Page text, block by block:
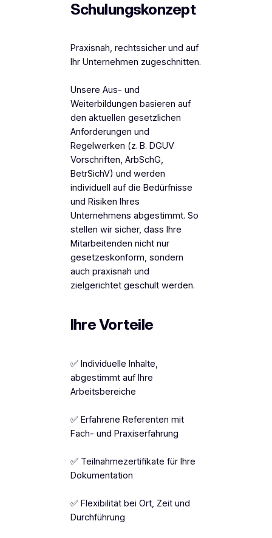
Schulungskonzept
Praxisnah, rechtssicher und auf
Ihr Unternehmen zugeschnitten.
Unsere Aus- und
Weiterbildungen basieren auf
den aktuellen gesetzlichen
Anforderungen und
Regelwerken (z. B. DGUV
Vorschriften, ArbSchG,
BetrSichV) und werden
individuell auf die Bedürfnisse
und Risiken Ihres
Unternehmens abgestimmt. So
stellen wir sicher, dass Ihre
Mitarbeitenden nicht nur
gesetzeskonform, sondern
auch praxisnah und
zielgerichtet geschult werden.
Ihre Vorteile
✅ Individuelle Inhalte,
abgestimmt auf Ihre
Arbeitsbereiche
✅ Erfahrene Referenten mit
Fach- und Praxiserfahrung
✅ Teilnahmezertifikate für Ihre
Dokumentation
✅ Flexibilität bei Ort, Zeit und
Durchführung